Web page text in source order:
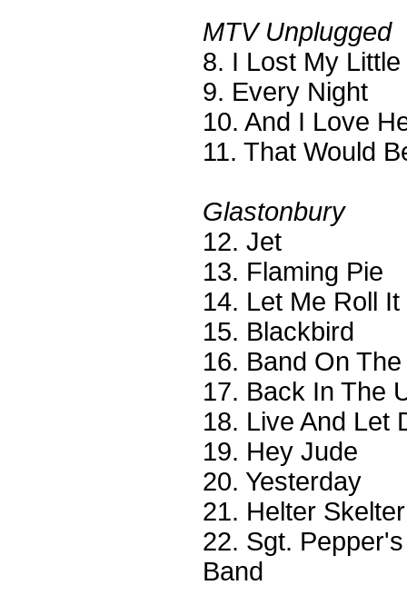
MTV Unplugged
8. I Lost My
9. Every Night
10. And I Love
11. That Would
Glastonbury
12. Jet
13. Flaming Pie
14. Let Me Roll It
15. Blackbird
16. Band On
17. Back In The
18. Live And Let
19. Hey Jude
20. Yesterday
21. Helter Skelter
22. Sgt.
Band